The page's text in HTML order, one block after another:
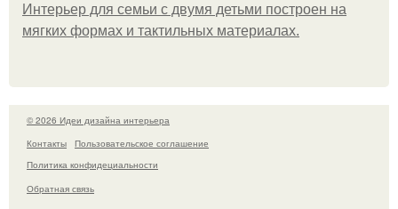
Интерьер для семьи с двумя детьми построен на
мягких формах и тактильных материалах.
© 2026 Идеи дизайна интерьера
Контакты
Пользовательское соглашение
Политика конфидециальности
Обратная связь